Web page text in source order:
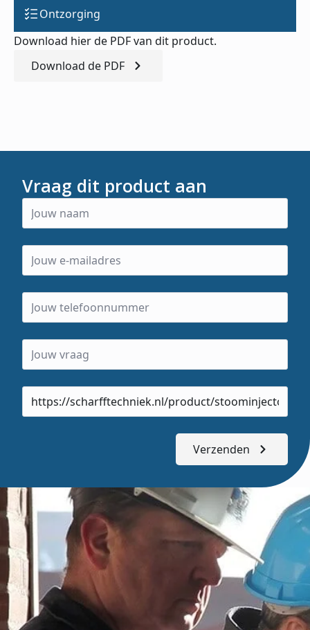
Ontzorging
Download hier de PDF van dit product.
Download de PDF
Vraag dit product aan
Product
url
Verzenden